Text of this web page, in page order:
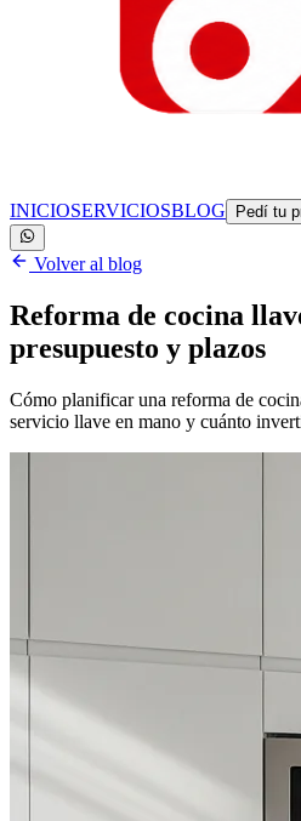
INICIOSERVICIOSBLOG Pedí tu
Volver al blog
Reforma de cocina
presupuesto y plazos
Cómo planificar una reforma de
servicio llave en mano y cuánto